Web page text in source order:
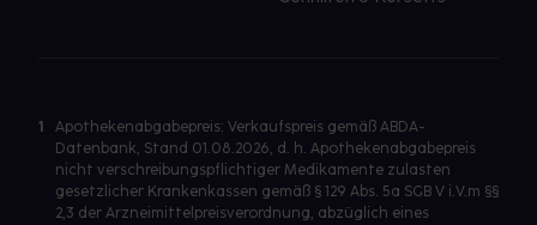
1
Apothekenabgabepreis: Verkaufspreis gemäß ABDA-
Datenbank, Stand 01.08.2026, d. h. Apothekenabgabepreis
nicht verschreibungspflichtiger Medikamente zulasten
gesetzlicher Krankenkassen gemäß § 129 Abs. 5a SGB V i.V.m §§
2,3 der Arzneimittelpreisverordnung, abzüglich eines